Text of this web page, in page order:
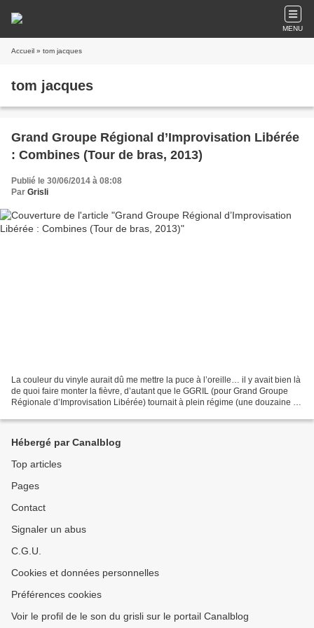
MENU
Accueil » tom jacques
tom jacques
Grand Groupe Régional d’Improvisation Libérée
: Combines (Tour de bras, 2013)
Publié le 30/06/2014 à 08:08
Par Grisli
La couleur du vinyle aurait dû me mettre la puce à l’oreille… il y avait bien là
de quoi faire monter la fièvre, d’autant que le GGRIL (pour Grand Groupe
Régionale d’Improvisation Libérée) tournait à plein régime (une douzaine de
Hébergé par Canalblog
Top articles
Pages
Contact
Signaler un abus
C.G.U.
Cookies et données personnelles
Préférences cookies
Voir le profil de le son du grisli sur le portail Canalblog